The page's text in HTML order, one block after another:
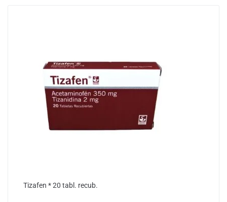
Tizafen * 20 tabl. recub.